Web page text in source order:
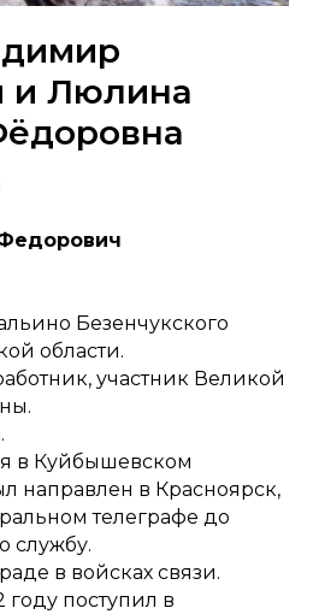
и Люлина
Безенчукского
области.
участник Великой
в Куйбышевском
направлен в Красноярск,
телеграфе до
службу.
в войсках связи.
году поступил в